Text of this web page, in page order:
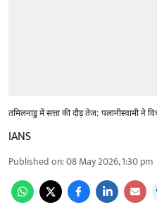
तमिलनाडु में सत्ता की दौड़ तेज: पलानीस्वामी ने
IANS
Published on:08 May 2026, 1:30 pm